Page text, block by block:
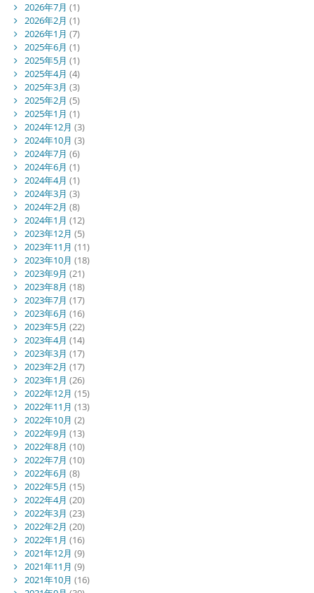
2026年7月 (1)
2026年2月 (1)
2026年1月 (7)
2025年6月 (1)
2025年5月 (1)
2025年4月 (4)
2025年3月 (3)
2025年2月 (5)
2025年1月 (1)
2024年12月 (3)
2024年10月 (3)
2024年7月 (6)
2024年6月 (1)
2024年4月 (1)
2024年3月 (3)
2024年2月 (8)
2024年1月 (12)
2023年12月 (5)
2023年11月 (11)
2023年10月 (18)
2023年9月 (21)
2023年8月 (18)
2023年7月 (17)
2023年6月 (16)
2023年5月 (22)
2023年4月 (14)
2023年3月 (17)
2023年2月 (17)
2023年1月 (26)
2022年12月 (15)
2022年11月 (13)
2022年10月 (2)
2022年9月 (13)
2022年8月 (10)
2022年7月 (10)
2022年6月 (8)
2022年5月 (15)
2022年4月 (20)
2022年3月 (23)
2022年2月 (20)
2022年1月 (16)
2021年12月 (9)
2021年11月 (9)
2021年10月 (16)